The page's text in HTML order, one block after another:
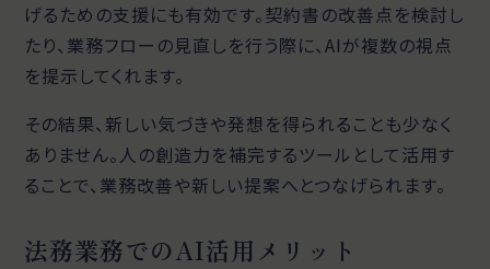
げるための支援にも有効です。契約書の改善点を検討し
たり、業務フローの見直しを行う際に、AIが複数の視点
を提示してくれます。
その結果、新しい気づきや発想を得られることも少なく
ありません。人の創造力を補完するツールとして活用す
ることで、業務改善や新しい提案へとつなげられます。
法務業務でのAI活用メリット